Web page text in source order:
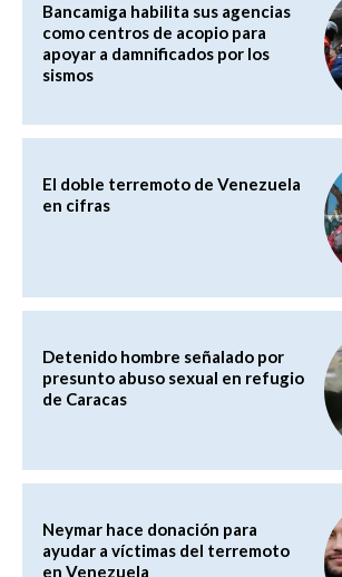
Bancamiga habilita sus agencias
como centros de acopio para
apoyar a damnificados por los
sismos
El doble terremoto de Venezuela
en cifras
Detenido hombre señalado por
presunto abuso sexual en refugio
de Caracas
Neymar hace donación para
ayudar a víctimas del terremoto
en Venezuela